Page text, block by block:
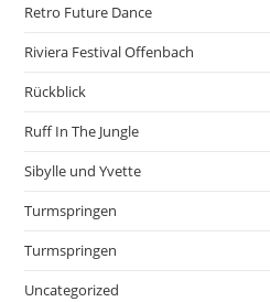
Retro Future Dance
Riviera Festival Offenbach
Rückblick
Ruff In The Jungle
Sibylle und Yvette
Turmspringen
Turmspringen
Uncategorized